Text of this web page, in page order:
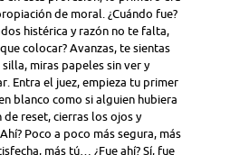
de moral. ¿Cuándo fue?
histérica y razón no te falta,
colocar? Avanzas, te sientas
miras papeles sin ver y
Entra el juez, empieza tu primer
blanco como si alguien hubiera
reset, cierras los ojos y
Poco a poco más segura, más
más tú… ¿Fue ahí? Sí, fue